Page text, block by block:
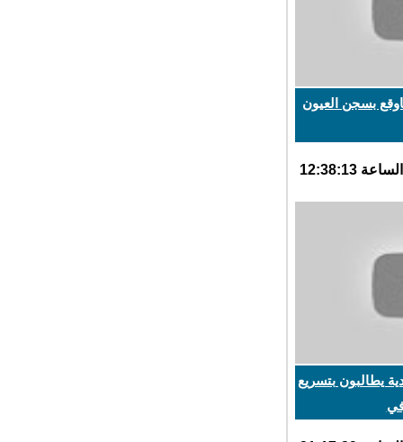
بسجن العيون
يطالبون بتسريع